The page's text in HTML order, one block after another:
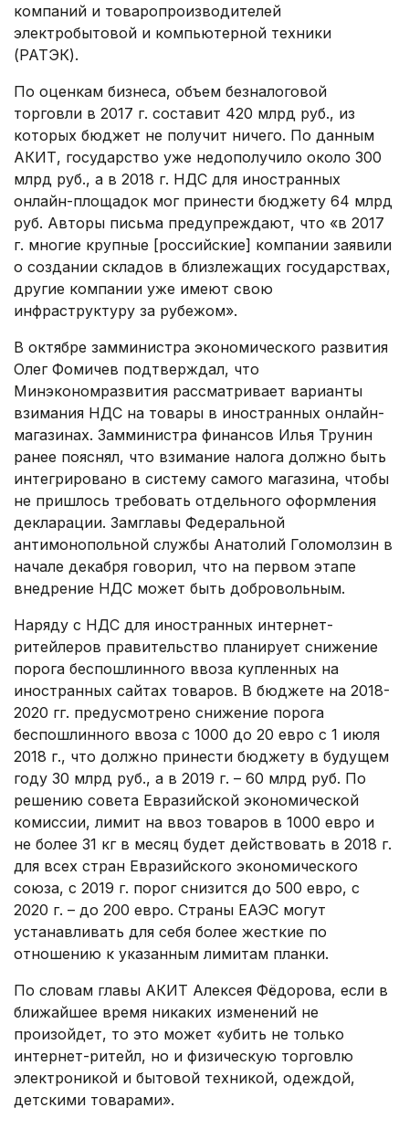
компаний и товаропроизводителей
электробытовой и компьютерной техники
(РАТЭК).
По оценкам бизнеса, объем безналоговой
торговли в 2017 г. составит 420 млрд руб., из
которых бюджет не получит ничего. По данным
АКИТ, государство уже недополучило около 300
млрд руб., а в 2018 г. НДС для иностранных
онлайн-площадок мог принести бюджету 64 млрд
руб. Авторы письма предупреждают, что «в 2017
г. многие крупные [российские] компании заявили
о создании складов в близлежащих государствах,
другие компании уже имеют свою
инфраструктуру за рубежом».
В октябре замминистра экономического развития
Олег Фомичев подтверждал, что
Минэкономразвития рассматривает варианты
взимания НДС на товары в иностранных онлайн-
магазинах. Замминистра финансов Илья Трунин
ранее пояснял, что взимание налога должно быть
интегрировано в систему самого магазина, чтобы
не пришлось требовать отдельного оформления
декларации. Замглавы Федеральной
антимонопольной службы Анатолий Голомолзин в
начале декабря говорил, что на первом этапе
внедрение НДС может быть добровольным.
Наряду с НДС для иностранных интернет-
ритейлеров правительство планирует снижение
порога беспошлинного ввоза купленных на
иностранных сайтах товаров. В бюджете на 2018-
2020 гг. предусмотрено снижение порога
беспошлинного ввоза с 1000 до 20 евро с 1 июля
2018 г., что должно принести бюджету в будущем
году 30 млрд руб., а в 2019 г. – 60 млрд руб. По
решению совета Евразийской экономической
комиссии, лимит на ввоз товаров в 1000 евро и
не более 31 кг в месяц будет действовать в 2018 г.
для всех стран Евразийского экономического
союза, с 2019 г. порог снизится до 500 евро, с
2020 г. – до 200 евро. Страны ЕАЭС могут
устанавливать для себя более жесткие по
отношению к указанным лимитам планки.
По словам главы АКИТ Алексея Фёдорова, если в
ближайшее время никаких изменений не
произойдет, то это может «убить не только
интернет-ритейл, но и физическую торговлю
электроникой и бытовой техникой, одеждой,
детскими товарами».